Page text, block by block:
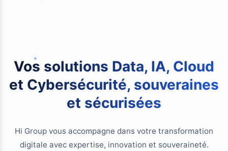
Vos solutions Data, IA, Cloud
et Cybersécurité, souveraines
et sécurisées
Hi Group vous accompagne dans votre transformation
digitale avec expertise, innovation et souveraineté.